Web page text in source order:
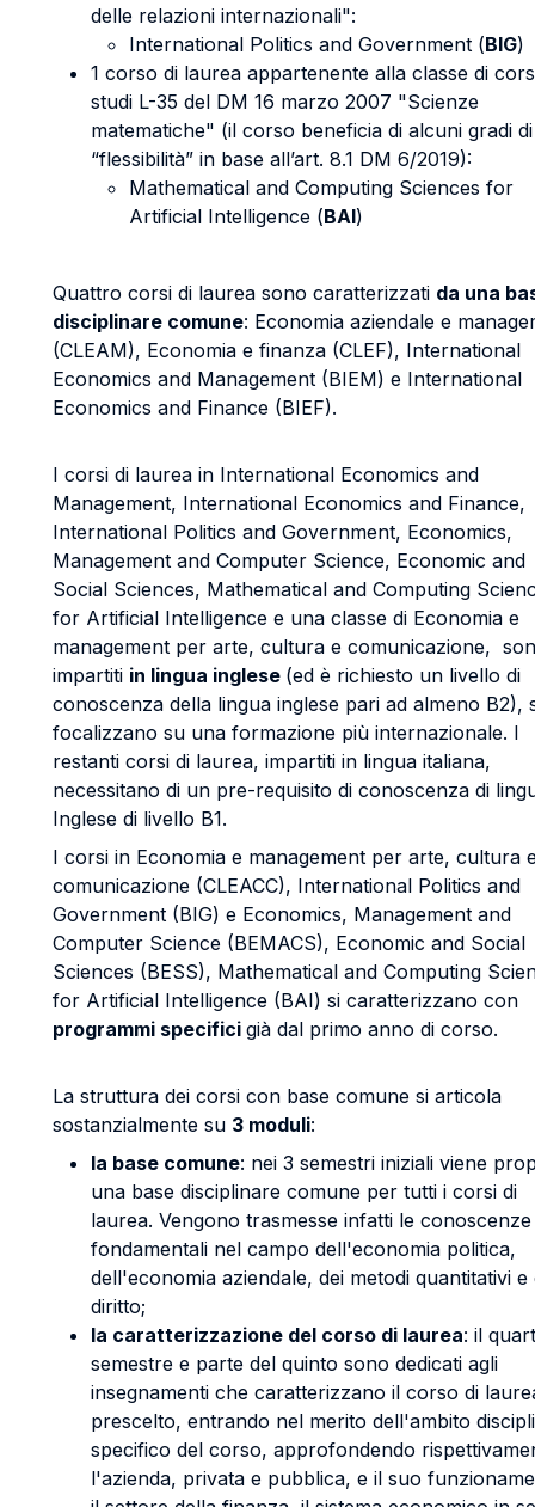
delle relazioni internazionali":
International Politics and Government (BIG)
1 corso di laurea appartenente alla classe di
studi L-35 del DM 16 marzo 2007 "Scienze
matematiche" (il corso beneficia di alcuni gradi di
“flessibilità” in base all’art. 8.1 DM 6/2019):
Mathematical and Computing Sciences for
Artificial Intelligence (BAI)
Quattro corsi di laurea sono caratterizzati da una
disciplinare comune: Economia aziendale e
(CLEAM), Economia e finanza (CLEF), International
Economics and Management (BIEM) e International
Economics and Finance (BIEF).
I corsi di laurea in International Economics and
Management, International Economics and Finance,
International Politics and Government, Economics,
Management and Computer Science, Economic and
Social Sciences, Mathematical and Computing
for Artificial Intelligence e una classe di Economia e
management per arte, cultura e comunicazione,
impartiti in lingua inglese (ed è richiesto un livello di
conoscenza della lingua inglese pari ad almeno B2),
focalizzano su una formazione più internazionale. I
restanti corsi di laurea, impartiti in lingua italiana,
necessitano di un pre-requisito di conoscenza di
Inglese di livello B1.
I corsi in Economia e management per arte, cultura
comunicazione (CLEACC), International Politics and
Government (BIG) e Economics, Management and
Computer Science (BEMACS), Economic and Social
Sciences (BESS), Mathematical and Computing
for Artificial Intelligence (BAI) si caratterizzano con
programmi specifici già dal primo anno di corso.
La struttura dei corsi con base comune si articola
sostanzialmente su 3 moduli:
la base comune: nei 3 semestri iniziali viene
una base disciplinare comune per tutti i corsi di
laurea. Vengono trasmesse infatti le conoscenze
fondamentali nel campo dell'economia politica,
dell'economia aziendale, dei metodi quantitativi e
diritto;
la caratterizzazione del corso di laurea: il
semestre e parte del quinto sono dedicati agli
insegnamenti che caratterizzano il corso di
prescelto, entrando nel merito dell'ambito
specifico del corso, approfondendo
l'azienda, privata e pubblica, e il suo